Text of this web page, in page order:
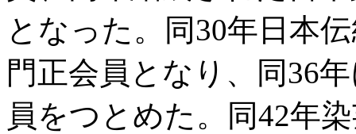
となった。同30年日本
門正会員となり、同36
員をつとめた。同42年